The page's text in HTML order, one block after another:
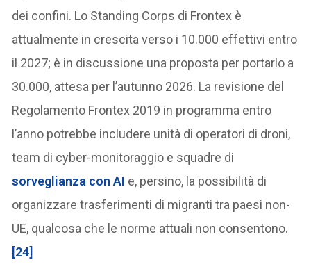
dei confini. Lo Standing Corps di Frontex è
attualmente in crescita verso i 10.000 effettivi entro
il 2027; è in discussione una proposta per portarlo a
30.000, attesa per l’autunno 2026. La revisione del
Regolamento Frontex 2019 in programma entro
l’anno potrebbe includere unità di operatori di droni,
team di cyber-monitoraggio e squadre di
sorveglianza con AI e, persino, la possibilità di
organizzare trasferimenti di migranti tra paesi non-
UE, qualcosa che le norme attuali non consentono.
[24]